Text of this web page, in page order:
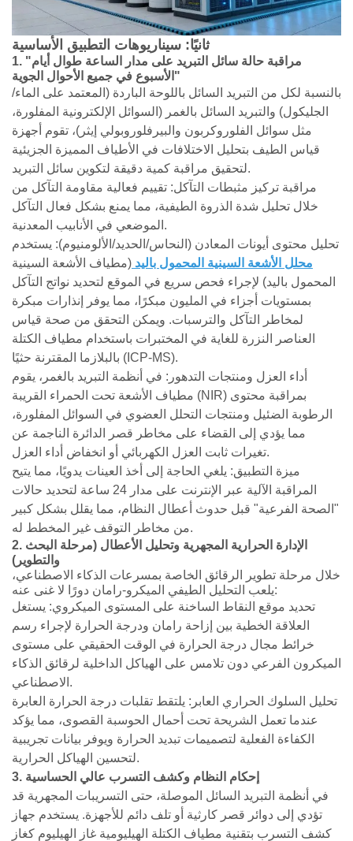
ثانيًا: سيناريوهات التطبيق الأساسية
1. "مراقبة حالة سائل التبريد على مدار الساعة طوال أيام
الأسبوع في جميع الأحوال الجوية"
بالنسبة لكل من التبريد السائل باللوحة الباردة (المعتمد على الماء/
الجليكول) والتبريد السائل بالغمر (السوائل الإلكترونية المفلورة،
مثل سوائل الفلوروكربون والبيرفلوروبولي إيثر)، تقوم أجهزة
قياس الطيف بتحليل الاختلافات في الأطياف المميزة الجزيئية
لتحقيق مراقبة كمية دقيقة لتكوين سائل التبريد.
مراقبة تركيز مثبطات التآكل: تقييم فعالية مقاومة التآكل من
خلال تحليل شدة الذروة الطيفية، مما يمنع بشكل فعال التآكل
الموضعي في الأنابيب المعدنية.
تحليل محتوى أيونات المعادن (النحاس/الحديد/الألومنيوم): يستخدم
محلل الأشعة السينية المحمول باليد (مطياف الأشعة السينية
المحمول باليد) لإجراء فحص سريع في الموقع لتحديد نواتج التآكل
بمستويات أجزاء في المليون مبكرًا، مما يوفر إنذارات مبكرة
لمخاطر التآكل والترسبات. ويمكن التحقق من صحة قياس
العناصر النزرة للغاية في المختبرات باستخدام مطياف الكتلة
بالبلازما المقترنة حثيًا (ICP-MS).
أداء العزل ومنتجات التدهور: في أنظمة التبريد بالغمر، يقوم
مطياف الأشعة تحت الحمراء القريبة (NIR) بمراقبة محتوى
الرطوبة الضئيل ومنتجات التحلل العضوي في السوائل المفلورة،
مما يؤدي إلى القضاء على مخاطر قصر الدائرة الناجمة عن
تغيرات ثابت العزل الكهربائي أو انخفاض أداء العزل.
ميزة التطبيق: يلغي الحاجة إلى أخذ العينات يدويًا، مما يتيح
المراقبة الآلية عبر الإنترنت على مدار 24 ساعة لتحديد حالات
"الصحة الفرعية" قبل حدوث أعطال النظام، مما يقلل بشكل كبير
من مخاطر التوقف غير المخطط له.
2. الإدارة الحرارية المجهرية وتحليل الأعطال (مرحلة البحث
والتطوير)
خلال مرحلة تطوير الرقائق الخاصة بمسرعات الذكاء الاصطناعي،
يلعب التحليل الطيفي الميكرو-رامان دورًا لا غنى عنه:
تحديد موقع النقاط الساخنة على المستوى الميكروي: يستغل
العلاقة الخطية بين إزاحة رامان ودرجة الحرارة لإجراء رسم
خرائط مجال درجة الحرارة في الوقت الحقيقي على مستوى
الميكرون الفرعي دون تلامس على الهياكل الداخلية لرقائق الذكاء
الاصطناعي.
تحليل السلوك الحراري العابر: يلتقط تقلبات درجة الحرارة العابرة
عندما تعمل الشريحة تحت أحمال الحوسبة القصوى، مما يؤكد
الكفاءة الفعلية لتصميمات تبديد الحرارة ويوفر بيانات تجريبية
لتحسين الهياكل الحرارية.
3. إحكام النظام وكشف التسرب عالي الحساسية
في أنظمة التبريد السائل الموصلة، حتى التسريبات المجهرية قد
تؤدي إلى دوائر قصر كارثية أو تلف دائم للأجهزة. يستخدم جهاز
كشف التسرب بتقنية مطياف الكتلة الهيليومية غاز الهيليوم كغاز